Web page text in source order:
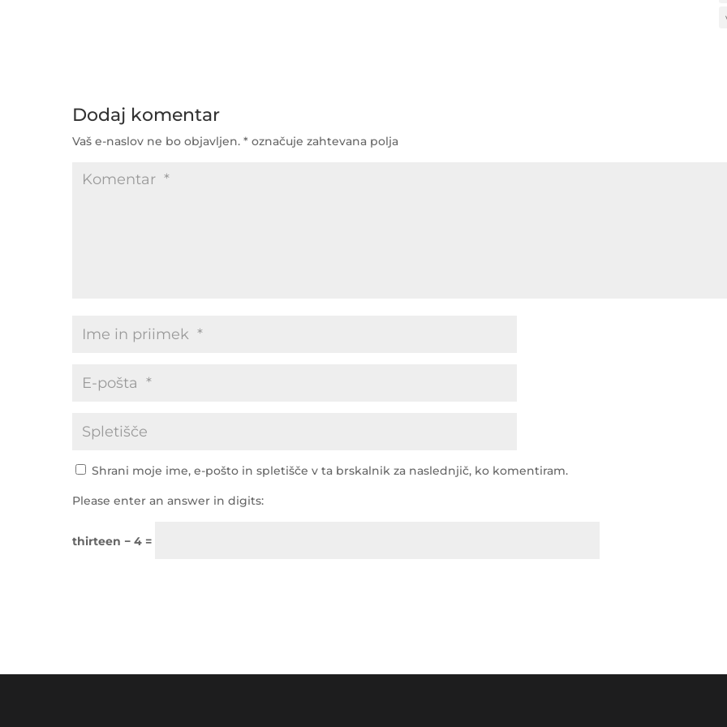
Dodaj komentar
Vaš e-naslov ne bo objavljen. * označuje zahtevana polja
Shrani moje ime, e-pošto in spletišče v ta brskalnik za naslednjič, ko komentiram.
Please enter an answer in digits:
thirteen − 4 =